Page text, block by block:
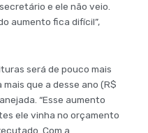
e ele não veio.
aumento fica difícil”,
será de pouco mais
mais que a desse ano (R$
“Esse aumento
ele vinha no orçamento
Com a